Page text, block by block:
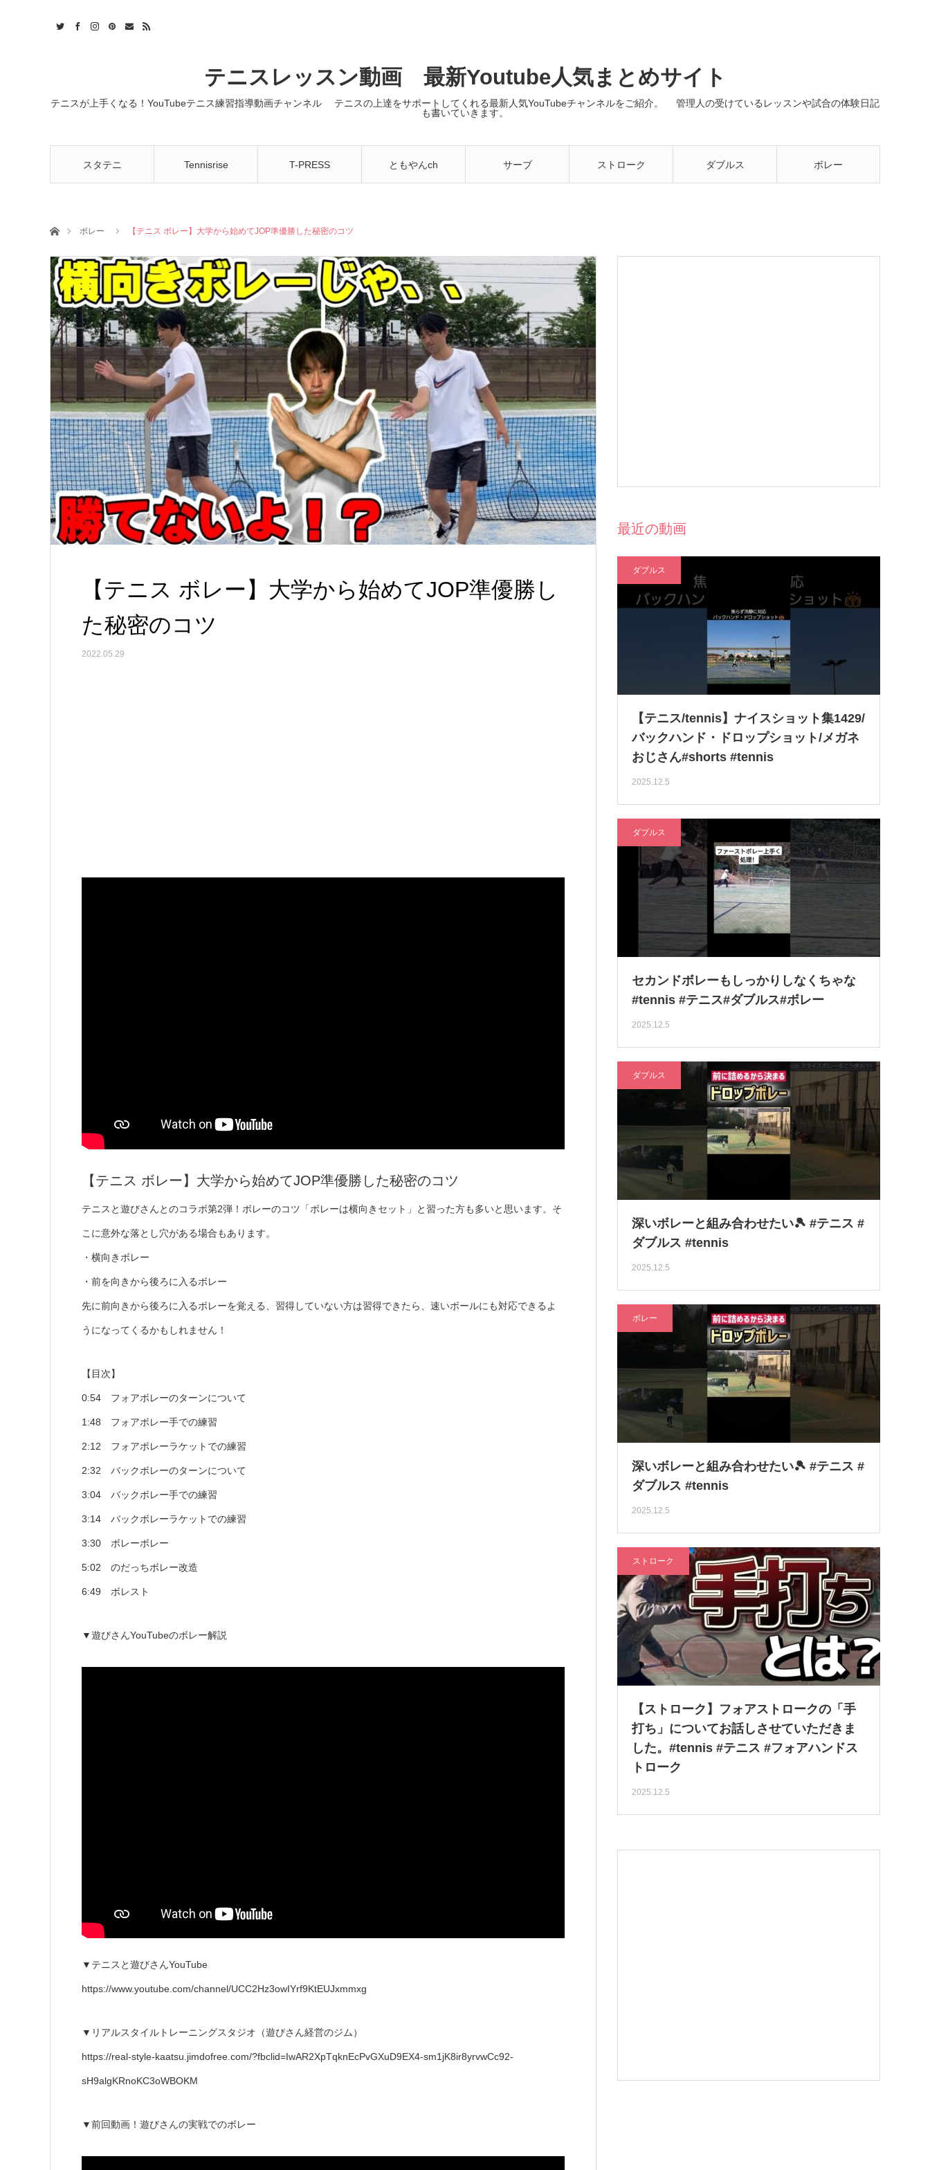
テニスレッスン動画 最新Youtube人気まとめサイト
テニスが上手くなる！YouTubeテニス練習指導動画チャンネル テニスの上達をサポートしてくれる最新人気YouTubeチャンネルをご紹介。 管理人の受けているレッスンや試合の体験日記
も書いていきます。
スタテニ Tennisrise T-PRESS ともやんch サーブ ストローク ダブルス ボレー
ホームボレー 【テニス ボレー】大学から始めてJOP準優勝した秘密のコツ
【テニス ボレー】大学から始めてJOP準優勝し
た秘密のコツ
2022.05.29
【テニス ボレー】大学から始めてJOP準優勝した秘密のコツ
テニスと遊びさんとのコラボ第2弾！ボレーのコツ「ボレーは横向きセット」と習った方も多いと思います。そ
こに意外な落とし穴がある場合もあります。
・横向きボレー
・前を向きから後ろに入るボレー
先に前向きから後ろに入るボレーを覚える、習得していない方は習得できたら、速いボールにも対応できるよ
うになってくるかもしれません！
【目次】
0:54 フォアボレーのターンについて
1:48 フォアボレー手での練習
2:12 フォアボレーラケットでの練習
2:32 バックボレーのターンについて
3:04 バックボレー手での練習
3:14 バックボレーラケットでの練習
3:30 ボレーボレー
5:02 のだっちボレー改造
6:49 ボレスト
▼遊びさんYouTubeのボレー解説
▼テニスと遊びさんYouTube
https://www.youtube.com/channel/UCC2Hz3owIYrf9KtEUJxmmxg
▼リアルスタイルトレーニングスタジオ（遊びさん経営のジム）
https://real-style-kaatsu.jimdofree.com/?fbclid=IwAR2XpTqknEcPvGXuD9EX4-sm1jK8ir8yrvwCc92-
sH9algKRnoKC3oWBOKM
▼前回動画！遊びさんの実戦でのボレー
最近の動画
ダブルス
【テニス/tennis】ナイスショット集1429/
バックハンド・ドロップショット/メガネ
おじさん#shorts #tennis
2025.12.5
ダブルス
セカンドボレーもしっかりしなくちゃな
#tennis #テニス#ダブルス#ボレー
2025.12.5
ダブルス
深いボレーと組み合わせたい🎾 #テニス #
ダブルス #tennis
2025.12.5
ボレー
深いボレーと組み合わせたい🎾 #テニス #
ダブルス #tennis
2025.12.5
ストローク
【ストローク】フォアストロークの「手
打ち」についてお話しさせていただきま
した。#tennis #テニス #フォアハンドス
トローク
2025.12.5